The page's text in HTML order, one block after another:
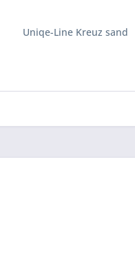
Uniqe-Line Kreuz sand